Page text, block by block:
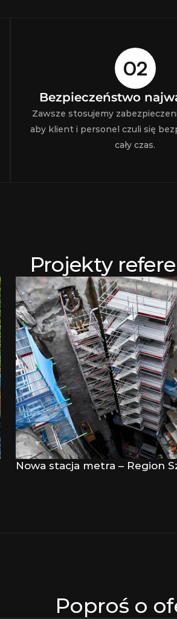
02
Bezpieczeństwo
Zawsze stosujemy
aby klient i personel czuli się
cały czas.
Projekty
Nowa stacja metra – Region
Poproś o